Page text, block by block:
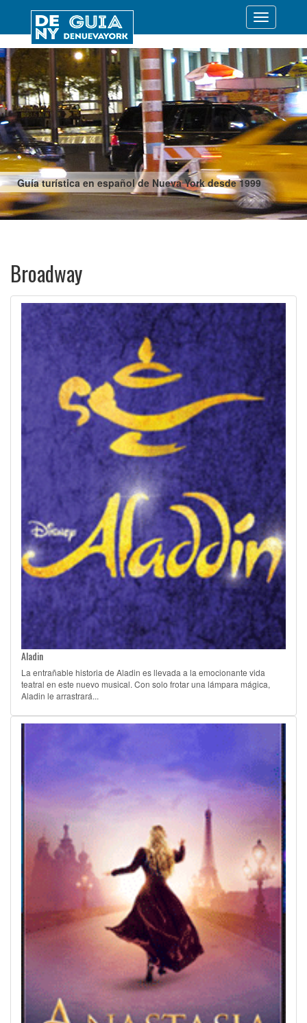
Guía turística en español de Nueva York desde 1999
Desplegar
Broadway
Aladin
La entrañable historia de Aladin es llevada a la emocionante vida
teatral en este nuevo musical. Con solo frotar una lámpara mágica,
Aladin le arrastrará...